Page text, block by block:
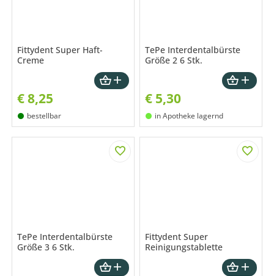
Fittydent Super Haft-
Creme
€8,25
bestellbar
TePe Interdentalbürste
Größe 2 6 Stk.
€ 5,30
in Apotheke lagernd
TePe Interdentalbürste
Größe 3 6 Stk.
Fittydent Super
Reinigungstablette